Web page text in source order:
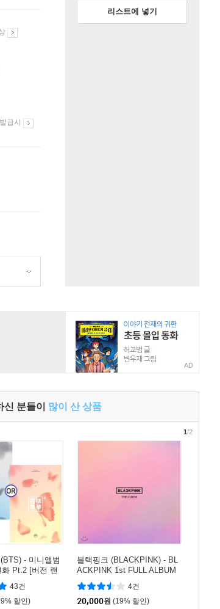
급시
리스트에 넣기
AD
신 분들이 많이 산 상품
- 미니앨범
Pt.2 [버전 랜
43건
할인)
블랙핑크 (BLACKPINK) - BL
ACKPINK 1st FULL ALBUM
[THE ALBUM] [Version #4]
4건
20,000원 (19% 할인)
1/2